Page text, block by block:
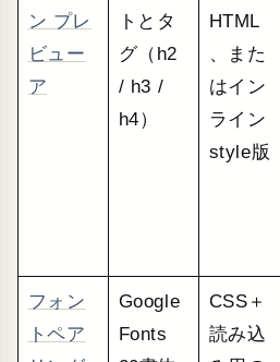
ン プレ
ビュー
ア
トとタ
グ（h2
/ h3 /
h4）
HTML
、また
はイン
ライン
style版
フォン
トペア
Google
Fonts
CSS＋
読み込